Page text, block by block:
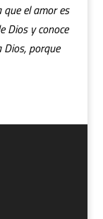
el amor es
Dios y conoce
porque